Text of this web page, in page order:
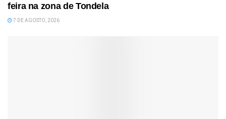
feira na zona de Tondela
7 DE AGOSTO, 2026